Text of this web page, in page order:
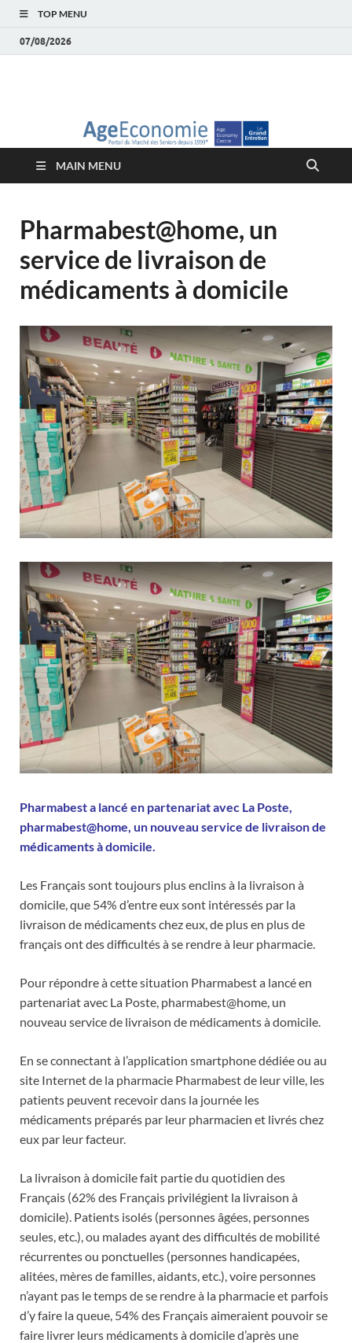
TOP MENU
07/08/2026
économie – Marché
des Seniors
MAIN MENU
Pharmabest@home, un
service de livraison de
médicaments à domicile
Pharmabest a lancé en partenariat avec La Poste,
pharmabest@home, un nouveau service de livraison de
médicaments à domicile.
Les Français sont toujours plus enclins à la livraison à
domicile, que 54% d’entre eux sont intéressés par la
livraison de médicaments chez eux, de plus en plus de
français ont des difficultés à se rendre à leur pharmacie.
Pour répondre à cette situation Pharmabest a lancé en
partenariat avec La Poste, pharmabest@home, un
nouveau service de livraison de médicaments à domicile.
En se connectant à l’application smartphone dédiée ou au
site Internet de la pharmacie Pharmabest de leur ville, les
patients peuvent recevoir dans la journée les
médicaments préparés par leur pharmacien et livrés chez
eux par leur facteur.
La livraison à domicile fait partie du quotidien des
Français (62% des Français privilégient la livraison à
domicile). Patients isolés (personnes âgées, personnes
seules, etc.), ou malades ayant des difficultés de mobilité
récurrentes ou ponctuelles (personnes handicapées,
alitées, mères de familles, aidants, etc.), voire personnes
n’ayant pas le temps de se rendre à la pharmacie et parfois
d’y faire la queue, 54% des Français aimeraient pouvoir se
faire livrer leurs médicaments à domicile d’après une